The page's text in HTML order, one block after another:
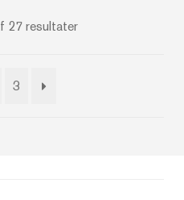
27 resultaterSorteret
3